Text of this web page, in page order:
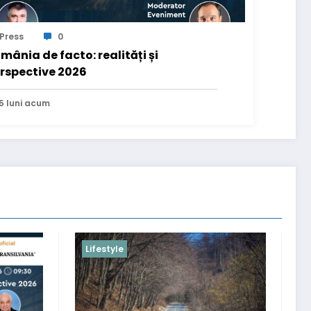
Press 0
de facto: realități și
2026
5 luni acum
Recomandari